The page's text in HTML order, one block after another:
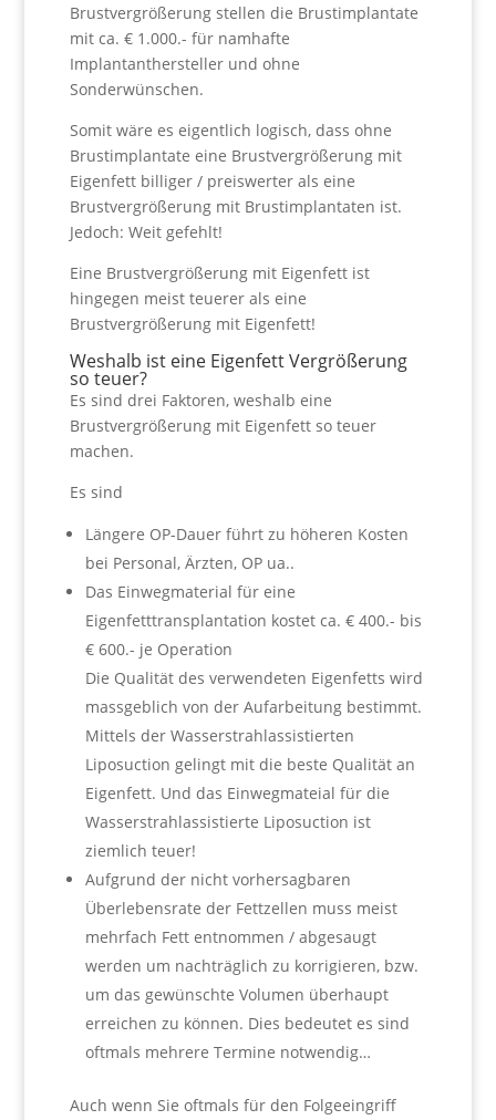
Brustvergrößerung stellen die Brustimplantate
mit ca. € 1.000.- für namhafte
Implantanthersteller und ohne
Sonderwünschen.
Somit wäre es eigentlich logisch, dass ohne
Brustimplantate eine Brustvergrößerung mit
Eigenfett billiger / preiswerter als eine
Brustvergrößerung mit Brustimplantaten ist.
Jedoch: Weit gefehlt!
Eine Brustvergrößerung mit Eigenfett ist
hingegen meist teuerer als eine
Brustvergrößerung mit Eigenfett!
Weshalb ist eine Eigenfett Vergrößerung
so teuer?
Es sind drei Faktoren, weshalb eine
Brustvergrößerung mit Eigenfett so teuer
machen.
Es sind
Längere OP-Dauer führt zu höheren Kosten
bei Personal, Ärzten, OP ua..
Das Einwegmaterial für eine
Eigenfetttransplantation kostet ca. € 400.- bis
€ 600.- je Operation
Die Qualität des verwendeten Eigenfetts wird
massgeblich von der Aufarbeitung bestimmt.
Mittels der Wasserstrahlassistierten
Liposuction gelingt mit die beste Qualität an
Eigenfett. Und das Einwegmateial für die
Wasserstrahlassistierte Liposuction ist
ziemlich teuer!
Aufgrund der nicht vorhersagbaren
Überlebensrate der Fettzellen muss meist
mehrfach Fett entnommen / abgesaugt
werden um nachträglich zu korrigieren, bzw.
um das gewünschte Volumen überhaupt
erreichen zu können. Dies bedeutet es sind
oftmals mehrere Termine notwendig…
Auch wenn Sie oftmals für den Folgeeingriff